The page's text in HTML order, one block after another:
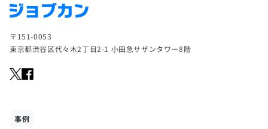
〒151-0053
東京都渋谷区代々木2丁目2-1 小田急サザンタワー8階
事例